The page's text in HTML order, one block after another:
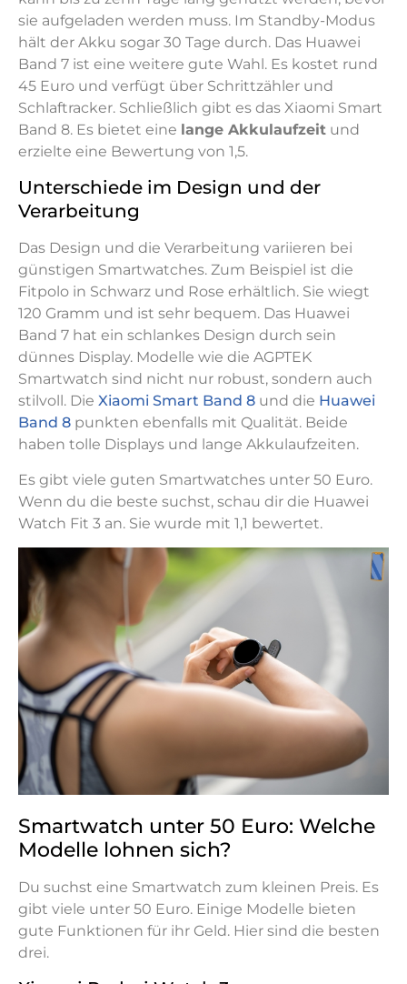
sie aufgeladen werden muss. Im Standby-Modus
hält der Akku sogar 30 Tage durch. Das Huawei
Band 7 ist eine weitere gute Wahl. Es kostet rund
45 Euro und verfügt über Schrittzähler und
Schlaftracker. Schließlich gibt es das Xiaomi Smart
Band 8. Es bietet eine lange Akkulaufzeit und
erzielte eine Bewertung von 1,5.
Unterschiede im Design und der
Verarbeitung
Das Design und die Verarbeitung variieren bei
günstigen Smartwatches. Zum Beispiel ist die
Fitpolo in Schwarz und Rose erhältlich. Sie wiegt
120 Gramm und ist sehr bequem. Das Huawei
Band 7 hat ein schlankes Design durch sein
dünnes Display. Modelle wie die AGPTEK
Smartwatch sind nicht nur robust, sondern auch
stilvoll. Die Xiaomi Smart Band 8 und die Huawei
Band 8 punkten ebenfalls mit Qualität. Beide
haben tolle Displays und lange Akkulaufzeiten.
Es gibt viele guten Smartwatches unter 50 Euro.
Wenn du die beste suchst, schau dir die Huawei
Watch Fit 3 an. Sie wurde mit 1,1 bewertet.
Smartwatch unter 50 Euro: Welche
Modelle lohnen sich?
Du suchst eine Smartwatch zum kleinen Preis. Es
gibt viele unter 50 Euro. Einige Modelle bieten
gute Funktionen für ihr Geld. Hier sind die besten
drei.